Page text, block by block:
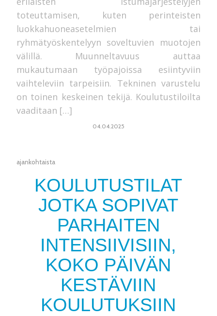
toteuttamisen, kuten perinteisten
luokkahuoneasetelmien tai
ryhmätyöskentelyyn soveltuvien muotojen
välillä. Muunneltavuus auttaa
mukautumaan työpajoissa esiintyviin
vaihteleviin tarpeisiin. Tekninen varustelu
on toinen keskeinen tekijä. Koulutustiloilta
vaaditaan […]
04.04.2025
ajankohtaista
KOULUTUSTILAT
JOTKA SOPIVAT
PARHAITEN
INTENSIIVISIIN,
KOKO PÄIVÄN
KESTÄVIIN
KOULUTUKSIIN